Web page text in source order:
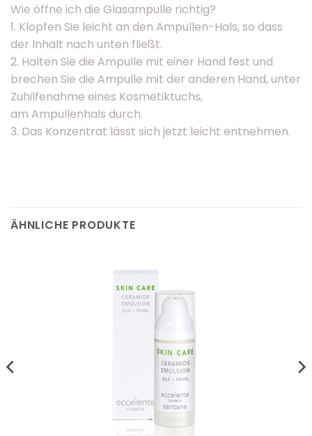
Wie öffne ich die Glasampulle richtig?
1. Klopfen Sie leicht an den Ampullen-Hals, so dass
der Inhalt nach unten fließt.
2. Halten Sie die Ampulle mit einer Hand fest und
brechen Sie die Ampulle mit der anderen Hand, unter
Zuhilfenahme eines Kosmetiktuchs,
am Ampullenhals durch.
3. Das Konzentrat lässt sich jetzt leicht entnehmen.
ÄHNLICHE PRODUKTE